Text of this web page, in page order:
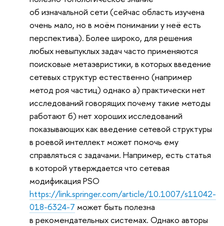
об изначальной сети (сейчас область изучена
очень мало, но в моём понимании у неё есть
перспектива). Более широко, для решения
любых невыпуклых задач часто применяются
поисковые метаэвристики, в которых введение
сетевых структур естественно (например
метод роя частиц) однако а) практически нет
исследований говорящих почему такие методы
работают б) нет хороших исследований
показывающих как введение сетевой структуры
в роевой интеллект может помочь ему
справляться с задачами. Например, есть статья
в которой утверждается что сетевая
модификация PSO
https://link.springer.com/article/10.1007/s11042-
018-6324-7 может быть полезна
в рекомендательных системах. Однако авторы